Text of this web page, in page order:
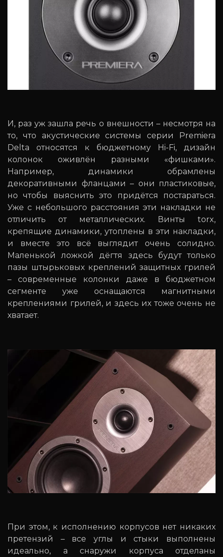
И, раз уж зашла речь о внешности – несмотря на
то, что акустические системы серии Premiera
Delta относятся к бюджетному Hi-Fi, дизайн
колонок оживлён разными «фишками».
Например, динамики обрамлены
декоративными фланцами – они пластиковые,
но чтобы выяснить это придётся постараться.
Уже с небольшого расстояния эти накладки не
отличить от металлических. Винты torx,
крепящие динамики, утоплены в эти накладки,
и вместе это всё выглядит очень солидно.
Маленькой ложкой дёгтя здесь будут только
пазы штырьковых креплений защитных грилей
– современные колонки даже в бюджетном
сегменте уже оснащаются магнитными
креплениями грилей, и здесь их тоже очень не
хватает.
При этом, к исполнению корпусов нет никаких
претензий – все углы и стыки выполнены
идеально, а снаружи корпуса отделаны